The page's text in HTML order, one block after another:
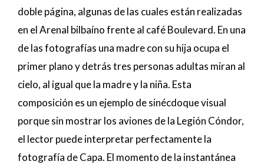
doble página, algunas de las cuales están realizadas
en el Arenal bilbaíno frente al café Boulevard. En una
de las fotografías una madre con su hija ocupa el
primer plano y detrás tres personas adultas miran al
cielo, al igual que la madre y la niña. Esta
composición es un ejemplo de sinécdoque visual
porque sin mostrar los aviones de la Legión Cóndor,
el lector puede interpretar perfectamente la
fotografía de Capa. El momento de la instantánea